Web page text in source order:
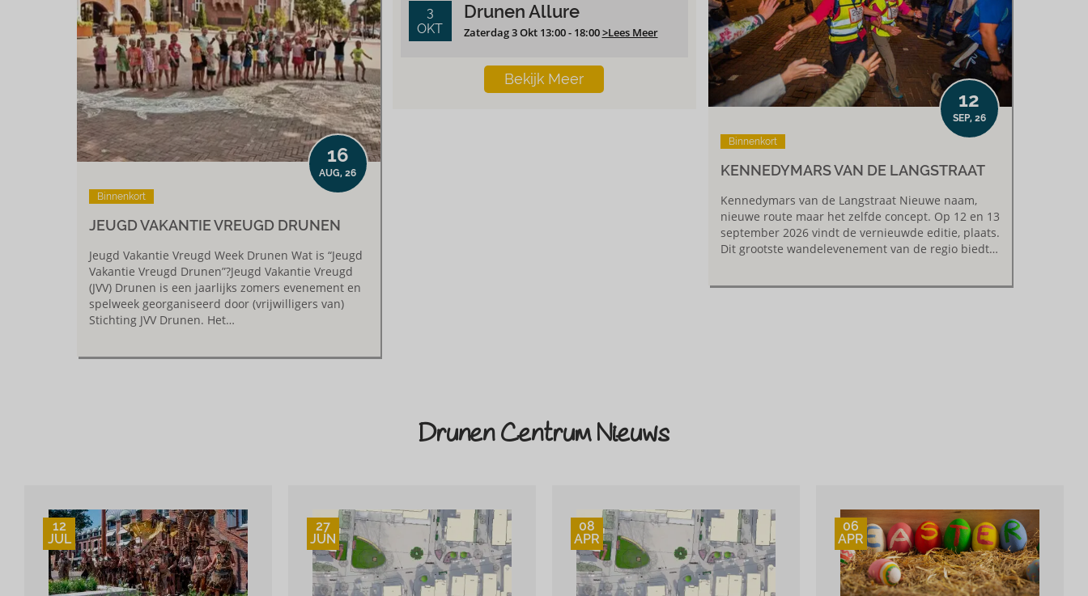
16
AUG, 26
Binnenkort
JEUGD VAKANTIE VREUGD DRUNEN
Jeugd Vakantie Vreugd Week Drunen Wat is “Jeugd
Vakantie Vreugd Drunen”?Jeugd Vakantie Vreugd
(JVV) Drunen is een jaarlijks zomers evenement en
spelweek georganiseerd door (vrijwilligers van)
Stichting JVV Drunen. Het…
12
SEP, 26
Binnenkort
KENNEDYMARS VAN DE LANGSTRAAT
Kennedymars van de Langstraat Nieuwe naam,
nieuwe route maar het zelfde concept. Op 12 en 13
september 2026 vindt de vernieuwde editie, plaats.
Dit grootste wandelevenement van de regio biedt…
3
OKT
Drunen Allure
Zaterdag 3 Okt 13:00 - 18:00>Lees Meer
Bekijk Meer
Drunen Centrum Nieuws
12
JUL
27
JUN
08
APR
06
APR